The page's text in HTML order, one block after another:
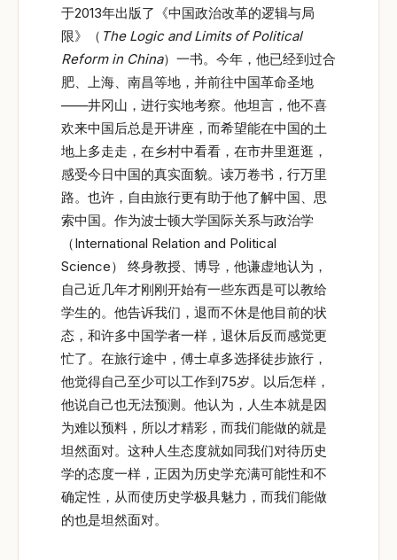
于2013年出版了《中国政治改革的逻辑与局
限》（ The Logic and Limits of Political
Reform in China）一书。今年，他已经到过合
肥、上海、南昌等地，并前往中国革命圣地
——井冈山，进行实地考察。他坦言，他不喜
欢来中国后总是开讲座，而希望能在中国的土
地上多走走，在乡村中看看，在市井里逛逛，
感受今日中国的真实面貌。读万卷书，行万里
路。也许，自由旅行更有助于他了解中国、思
索中国。作为波士顿大学国际关系与政治学
（International Relation and Political
Science） 终身教授、博导，他谦虚地认为，
自己近几年才刚刚开始有一些东西是可以教给
学生的。他告诉我们，退而不休是他目前的状
态，和许多中国学者一样，退休后反而感觉更
忙了。在旅行途中，傅士卓多选择徒步旅行，
他觉得自己至少可以工作到75岁。以后怎样，
他说自己也无法预测。他认为，人生本就是因
为难以预料，所以才精彩，而我们能做的就是
坦然面对。这种人生态度就如同我们对待历史
学的态度一样，正因为历史学充满可能性和不
确定性，从而使历史学极具魅力，而我们能做
的也是坦然面对。